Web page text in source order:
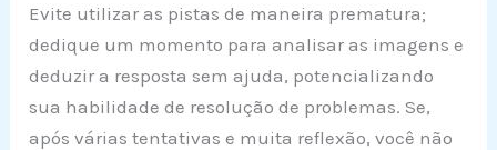
Evite utilizar as pistas de maneira prematura;
dedique um momento para analisar as imagens e
deduzir a resposta sem ajuda, potencializando
sua habilidade de resolução de problemas. Se,
após várias tentativas e muita reflexão, você não